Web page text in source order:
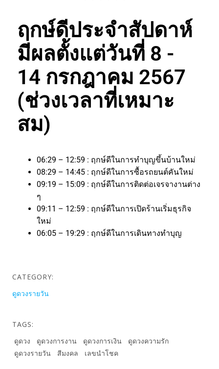
ฤกษ์ดีประจำสัปดาห์
มีผลตั้งแต่วันที่ 8 -
14 กรกฎาคม 2567
(ช่วงเวลาที่เหมาะ
สม)
06:29 – 12:59 : ฤกษ์ดีในการทำบุญขึ้นบ้านใหม่
08:29 – 14:45 : ฤกษ์ดีในการซื้อรถยนต์คันใหม่
09:19 – 15:09 : ฤกษ์ดีในการติดต่อเจรจางานต่าง
ๆ
09:11 – 12:59 : ฤกษ์ดีในการเปิดร้านเริ่มธุรกิจ
ใหม่
06:05 – 19:29 : ฤกษ์ดีในการเดินทางทำบุญ
CATEGORY:
ดูดวงรายวัน
TAGS:
ดูดวง
ดูดวงการงาน ดูดวงการเงิน
ดูดวงความรัก
ดูดวงรายวัน
สีมงคล เลขนำโชค